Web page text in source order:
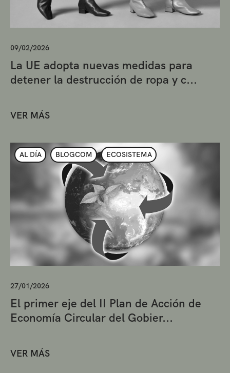
09/02/2026
La UE adopta nuevas medidas para
detener la destrucción de ropa y c...
VER MÁS
AL DÍA BLOGCOM ECOSISTEMA
27/01/2026
El primer eje del II Plan de Acción de
Economía Circular del Gobier...
VER MÁS